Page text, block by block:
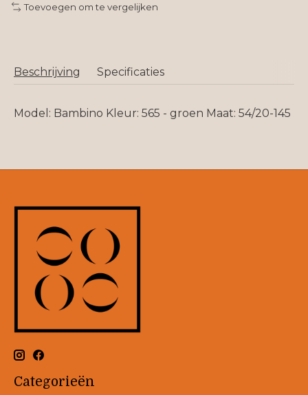
Toevoegen om te vergelijken
Beschrijving Specificaties
Model: Bambino Kleur: 565 - groen Maat: 54/20-145
Categorieën